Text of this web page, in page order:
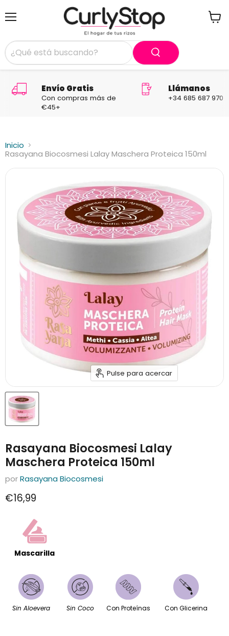
Envío Gratis
Con compras más de
€45+
Llámanos
+34 685 687 970
Inicio
Rasayana Biocosmesi Lalay Maschera Proteica 150ml
Pulse para acercar
Rasayana Biocosmesi Lalay
Maschera Proteica 150ml
porRasayana Biocosmesi
Precio actual
€16,99
Mascarilla
Sin Aloevera Sin Coco Con Proteínas Con Glicerina